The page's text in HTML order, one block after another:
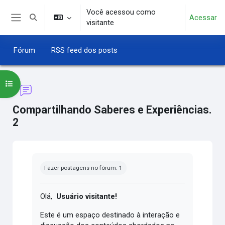
Ir para o conteúdo principal
Alternar entrada de pesquisa
Você acessou como
visitante
Acessar
Fórum RSS feed dos posts
Compartilhando Saberes e Experiências.
2
Abrir índice do curso
Fazer postagens no fórum: 1
Olá, Usuário visitante!
Este é um espaço destinado à interação e